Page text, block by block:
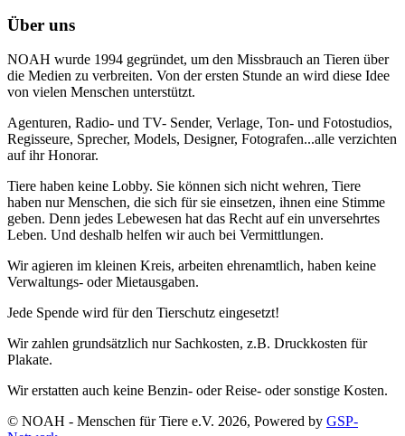
Über uns
NOAH wurde 1994 gegründet, um den Missbrauch an Tieren über
die Medien zu verbreiten. Von der ersten Stunde an wird diese Idee
von vielen Menschen unterstützt.
Agenturen, Radio- und TV- Sender, Verlage, Ton- und Fotostudios,
Regisseure, Sprecher, Models, Designer, Fotografen...alle verzichten
auf ihr Honorar.
Tiere haben keine Lobby. Sie können sich nicht wehren, Tiere
haben nur Menschen, die sich für sie einsetzen, ihnen eine Stimme
geben. Denn jedes Lebewesen hat das Recht auf ein unversehrtes
Leben. Und deshalb helfen wir auch bei Vermittlungen.
Wir agieren im kleinen Kreis, arbeiten ehrenamtlich, haben keine
Verwaltungs- oder Mietausgaben.
Jede Spende wird für den Tierschutz eingesetzt!
Wir zahlen grundsätzlich nur Sachkosten, z.B. Druckkosten für
Plakate.
Wir erstatten auch keine Benzin- oder Reise- oder sonstige Kosten.
© NOAH - Menschen für Tiere e.V. 2026, Powered by GSP-